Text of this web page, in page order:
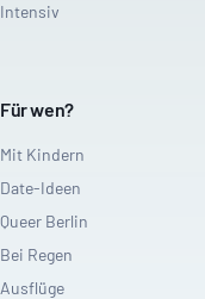
Intensiv
Für wen?
Mit Kindern
Date-Ideen
Queer Berlin
Bei Regen
Ausflüge